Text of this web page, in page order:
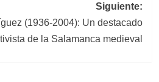
Siguiente:
(1936-2004): Un destacado
de la Salamanca medieval